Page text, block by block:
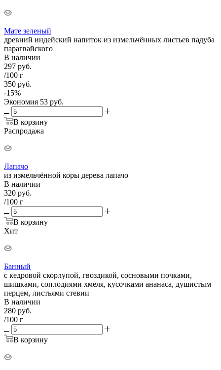
Мате зеленый
древний индейский напиток из измельчённых листьев падуба
парагвайского
В наличии
297 руб.
/100 г
350 руб.
-15%
Экономия 53 руб.
В корзину
Распродажа
Лапачо
из измельчённой коры дерева лапачо
В наличии
320 руб.
/100 г
В корзину
Хит
Банный
с кедровой скорлупой, гвоздикой, сосновыми почками,
шишками, соплодиями хмеля, кусочками ананаса, душистым
перцем, листьями стевии
В наличии
280 руб.
/100 г
В корзину